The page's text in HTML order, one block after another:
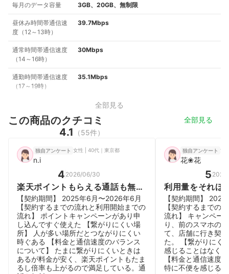
毎月のデータ容量 3GB、20GB、無制限
昼休み時間帯通信速
度（12～13時）
39.7Mbps
通常時間帯通信速度
（14～16時）
30Mbps
通勤時間帯通信速度
（17～19時）
35.1Mbps
全部見る
この商品のクチコミ 全部見る
4.1 （55件）
独自アンケート 女性 | 40代｜東京都
n.i
4 2026/06/30
楽天ポイントもらえる通話も無料
の格安SIM
【契約期間】 2025年6月〜2026年6月
【契約するまでの流れと利用開始までの
流れ】 ポイントキャンペーンがあり申
し込んですぐ使えた 【繋がりにくい場
所】 人が多い場所だとつながりにくい
時ぐある 【料金と通信速度のバランス
について】 たまに繋がりにくいときは
あるが料金が安く、楽天ポイントもたま
るし倍率も上がるので満足している。通
独自アンケート 女
花❀花
5
利用量をそれほ
て、安くて満足
【契約期間】
【契約するまでの
流れ】 キャンペー
り、前のスマホの
て、店舗に行き契
た。 【繋がりにく
感じることはなく
【料金と通信速度
特に不便を感じる